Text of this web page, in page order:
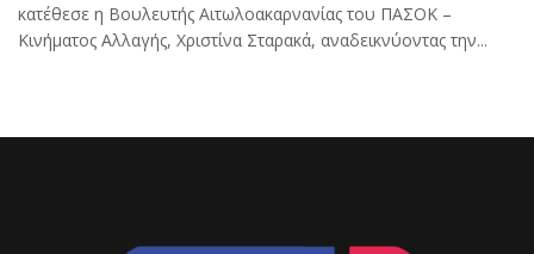
κατέθεσε η Βουλευτής Αιτωλοακαρνανίας του ΠΑΣΟΚ –
Κινήματος Αλλαγής, Χριστίνα Σταρακά, αναδεικνύοντας την...